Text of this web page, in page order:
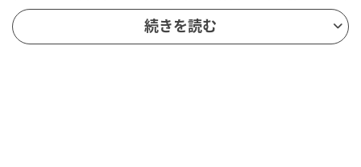
続きを読む